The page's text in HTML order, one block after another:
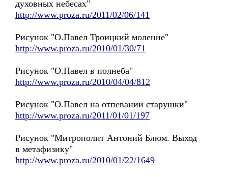
духовных небесах"
http://www.proza.ru/2011/02/06/141
Рисунок "О.Павел Троицкий моление"
http://www.proza.ru/2010/01/30/71
Рисунок "О.Павел в полнеба"
http://www.proza.ru/2010/04/04/812
Рисунок "О.Павел на отпевании старушки"
http://www.proza.ru/2011/01/01/197
Рисунок "Митрополит Антоний Блюм. Выход
в метафизику"
http://www.proza.ru/2010/01/22/1649